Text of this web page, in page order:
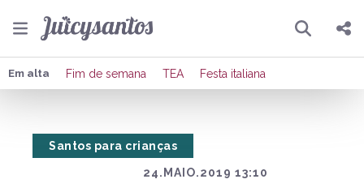
Pesquisar
Compartilhar
Em alta Fim de semana TEA Festa italiana
24.MAIO.2019 13:10
Santos para crianças